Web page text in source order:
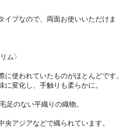
イプなので、両面お使いいただけま
ム〉
に使われていたものがほとんどです。
に変化し、手触りも柔らかに。
足のない平織りの織物。
央アジアなどで織られています。